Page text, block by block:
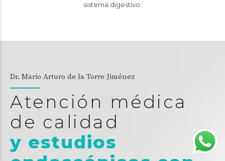
sistema digestivo.
Dr. Mario Arturo de la Torre Jiménez
Atención médica
de calidad
y estudios